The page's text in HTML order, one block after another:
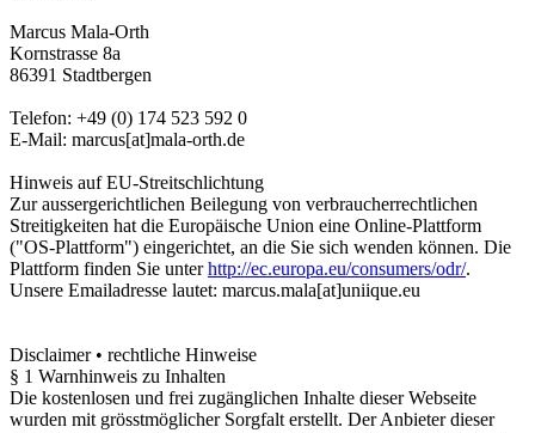
Marcus Mala-Orth
Kornstrasse 8a
86391 Stadtbergen
Telefon: +49 (0) 174 523 592 0
E-Mail: marcus[at]mala-orth.de
Hinweis auf EU-Streitschlichtung
Zur aussergerichtlichen Beilegung von verbraucherrechtlichen
Streitigkeiten hat die Europäische Union eine Online-Plattform
("OS-Plattform") eingerichtet, an die Sie sich wenden können. Die
Plattform finden Sie unterhttp://ec.europa.eu/consumers/odr/.
Unsere Emailadresse lautet: marcus.mala[at]uniique.eu
Disclaimer • rechtliche Hinweise
§ 1 Warnhinweis zu Inhalten
Die kostenlosen und frei zugänglichen Inhalte dieser Webseite
wurden mit grösstmöglicher Sorgfalt erstellt. Der Anbieter dieser